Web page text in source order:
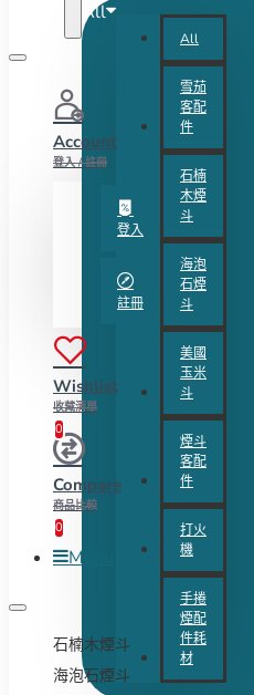
All
All
雪茄
客配
件
石楠
木煙
斗
海泡
石煙
斗
美國
玉米
斗
煙斗
客配
件
打火
機
手捲
煙配
件耗
材
Account
登入 / 註冊
登入
註冊
Wishlist
收藏清單
0
Compare
商品比較
0
Menu
石楠木煙斗
海泡石煙斗